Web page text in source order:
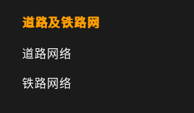
道路及铁路网
道路网络
铁路网络